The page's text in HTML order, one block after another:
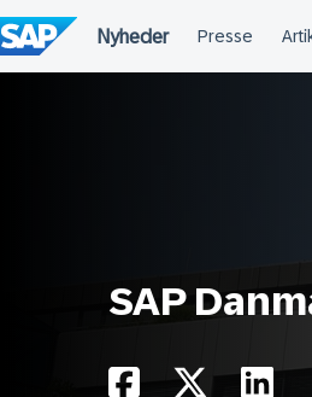
til
indholdet
SAP